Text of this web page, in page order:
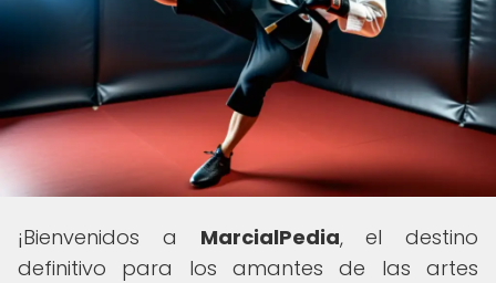
¡Bienvenidos a MarcialPedia, el destino
definitivo para los amantes de las artes